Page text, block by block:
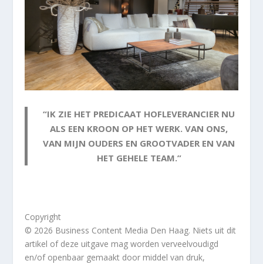
“IK ZIE HET PREDICAAT HOFLEVERANCIER NU
ALS EEN KROON OP HET WERK. VAN ONS,
VAN MIJN OUDERS EN GROOTVADER EN VAN
HET GEHELE TEAM.”
Copyright
© 2026 Business Content Media Den Haag. Niets uit dit
artikel of deze uitgave mag worden verveelvoudigd
en/of openbaar gemaakt door middel van druk,